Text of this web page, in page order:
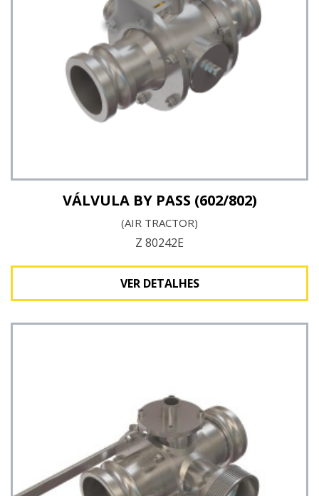
Ver detalhes
Ver detalhes
VÁLVULA BY PASS (602/802)
(AIR TRACTOR)
Z 80242E
VER DETALHES